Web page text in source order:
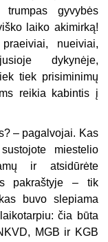
gyvybės
laiko akimirką!
nueiviai,
dykynėje,
tiek prisiminimų
reikia kabintis į
– pagalvojai. Kas
miestelio
ir atsidūrėte
pakraštyje – tik
buvo slepiama
čia būta
MGB ir KGB